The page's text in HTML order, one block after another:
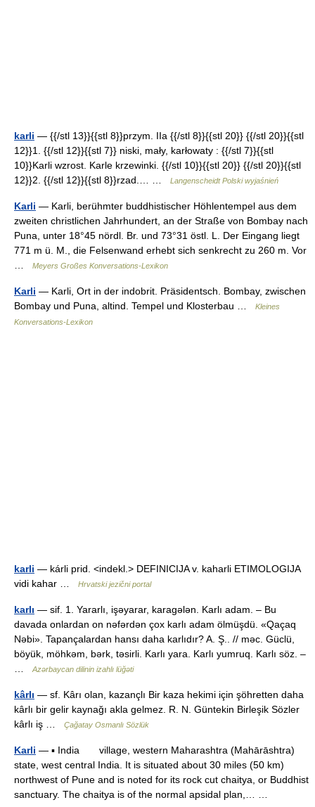
karli — {{/stl 13}}{{stl 8}}przym. IIa {{/stl 8}}{{stl 20}} {{/stl 20}}{{stl
12}}1. {{/stl 12}}{{stl 7}} niski, mały, karłowaty : {{/stl 7}}{{stl
10}}Karli wzrost. Karle krzewinki. {{/stl 10}}{{stl 20}} {{/stl 20}}{{stl
12}}2. {{/stl 12}}{{stl 8}}rzad.… …
Langenscheidt Polski wyjaśnień
Karli — Karli, berühmter buddhistischer Höhlentempel aus dem
zweiten christlichen Jahrhundert, an der Straße von Bombay nach
Puna, unter 18°45 nördl. Br. und 73°31 östl. L. Der Eingang liegt
771 m ü. M., die Felsenwand erhebt sich senkrecht zu 260 m. Vor
Meyers Großes Konversations-Lexikon
Karli — Karli, Ort in der indobrit. Präsidentsch. Bombay, zwischen
Bombay und Puna, altind. Tempel und Klosterbau …
Kleines
Konversations-Lexikon
karli — kárli prid. <indekl.> DEFINICIJA v. kaharli ETIMOLOGIJA
vidi kahar …
Hrvatski jezični portal
karlı — sif. 1. Yararlı, işəyarar, karagələn. Karlı adam. – Bu
davada onlardan on nəfərdən çox karlı adam ölmüşdü. «Qaçaq
Nəbi». Tapançalardan hansı daha karlıdır? A. Ş.. // məc. Güclü,
böyük, möhkəm, bərk, təsirli. Karlı yara. Karlı yumruq. Karlı söz. –
Azərbaycan dilinin izahlı lüğəti
kârlı — sf. Kârı olan, kazançlı Bir kaza hekimi için şöhretten daha
kârlı bir gelir kaynağı akla gelmez. R. N. Güntekin Birleşik Sözler
kârlı iş …
Çağatay Osmanlı Sözlük
Karli — ▪ India village, western Maharashtra (Mahārāshtra)
state, west central India. It is situated about 30 miles (50 km)
northwest of Pune and is noted for its rock cut chaitya, or Buddhist
sanctuary. The chaitya is of the normal apsidal plan,… …